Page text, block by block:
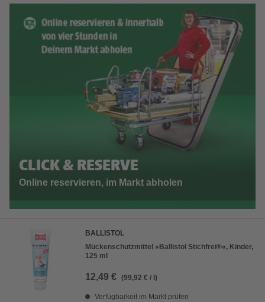
CLICK & RESERVE
Online reservieren, im Markt abholen
BALLISTOL
Mückenschutzmittel »Ballistol Stichfrei®«, Kinder,
125 ml
12,49 € (99,92 € / l)
Verfügbarkeit im Markt prüfen